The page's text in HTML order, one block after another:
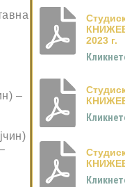
–
2023 г.